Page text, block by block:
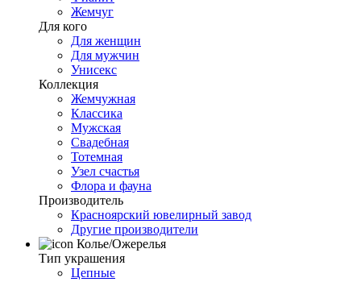
Жемчуг
Для кого
Для женщин
Для мужчин
Унисекс
Коллекция
Жемчужная
Классика
Мужская
Свадебная
Тотемная
Узел счастья
Флора и фауна
Производитель
Красноярский ювелирный завод
Другие производители
Колье/Ожерелья
Тип украшения
Цепные